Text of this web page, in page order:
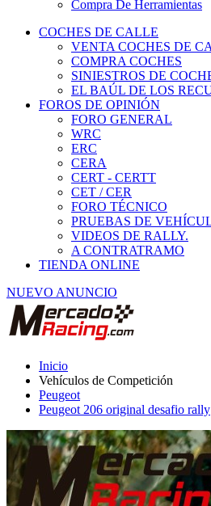
COCHES DE CALLE
VENTA COCHES DE
COMPRA COCHES
SINIESTROS DE
EL BAÚL DE LOS
FOROS DE OPINIÓN
FORO GENERAL
WRC
ERC
CERA
CERT - CERTT
CET / CER
FORO TÉCNICO
PRUEBAS DE
VIDEOS DE RALLY.
A CONTRATRAMO
TIENDA ONLINE
NUEVO ANUNCIO
Vehículos de Competición
Peugeot
Peugeot 206 original desafio rally